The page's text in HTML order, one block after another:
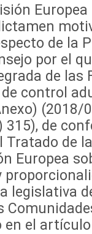
de la
por el
de
control
(2018/
315), de
de
Europea
legislativa
el artículo